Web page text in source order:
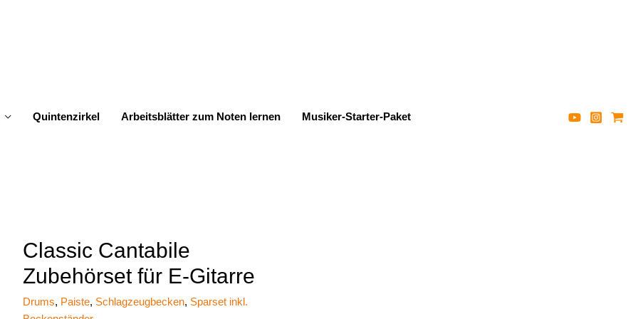
Quintenzirkel Arbeitsblätter zum Noten lernen Musiker-Starter-Paket
Classic Cantabile
Zubehörset für E-Gitarre
Drums, Paiste, Schlagzeugbecken, Sparset inkl.